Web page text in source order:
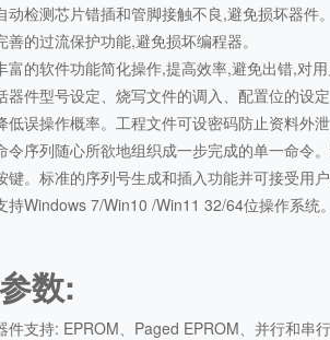
动检测芯片错插和管脚接触不良,避免损坏器件。
善的过流保护功能,避免损坏编程器。
富的软件功能简化操作,提高效率,避免出错,对
器件型号设定、烧写文件的调入、配置位的设
低误操作概率。工程文件可设密码防止资料外
令序列随心所欲地组织成一步完成的单一命令
键。标准的序列号生成和插入功能并可接受用
持Windows 7/Win10 /Win11 32/64位操作系统。
数:
件支持: EPROM、Paged EPROM、并行和串